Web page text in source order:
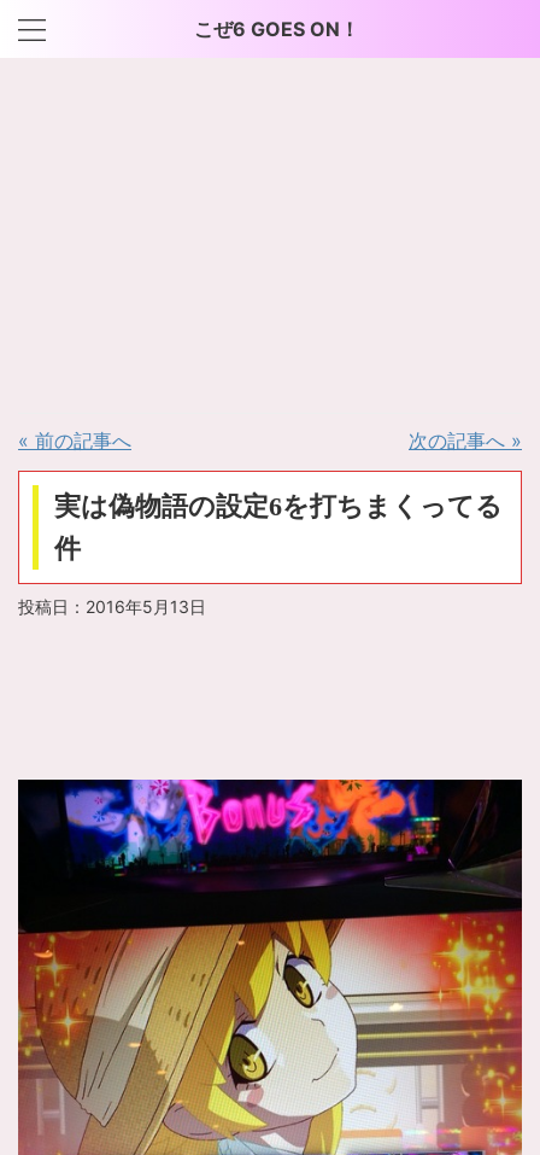
こぜ6 GOES ON！
« 前の記事へ 次の記事へ »
実は偽物語の設定6を打ちまくってる
件
投稿日： 2016年5月13日